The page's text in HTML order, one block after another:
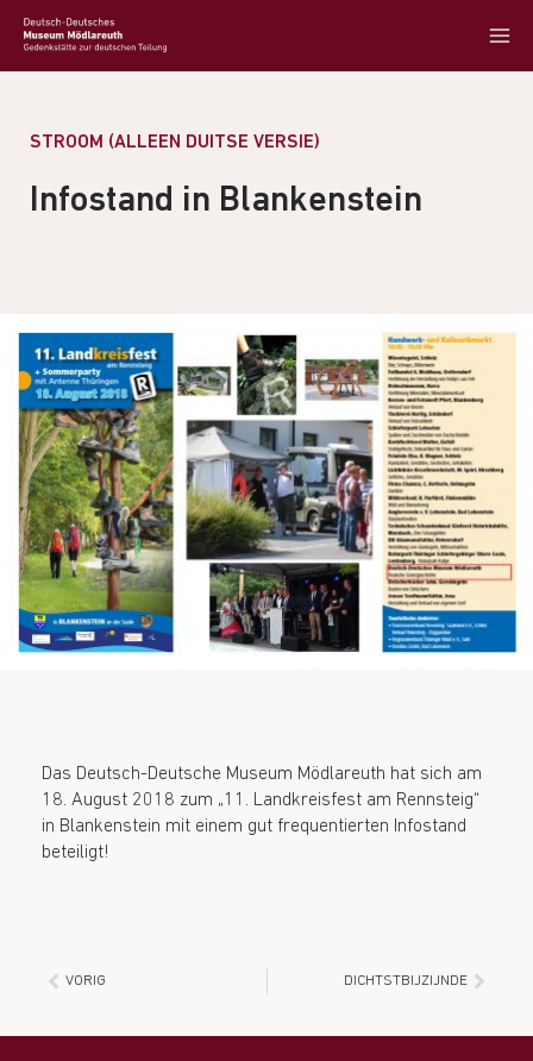
STROOM (ALLEEN DUITSE VERSIE)
Infostand in Blankenstein
Das Deutsch-Deutsche Museum Mödlareuth hat sich am
18. August 2018 zum „11. Landkreisfest am Rennsteig“
in Blankenstein mit einem gut frequentierten Infostand
beteiligt!
VORIG DICHTSTBIJZIJNDE